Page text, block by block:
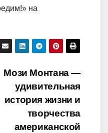
на
Мози Монтана —
удивительная
история жизни и
творчества
американской